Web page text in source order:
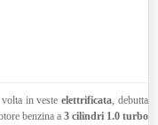
volta in vesteelettrificata, debutta
benzina a 3 cilindri 1.0 turbo